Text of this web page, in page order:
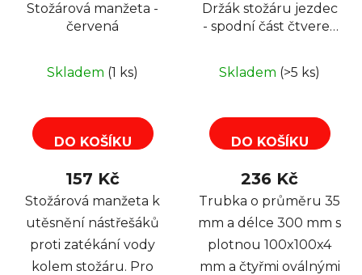
Stožárová manžeta -
červená
Skladem (1 ks)
DO KOŠÍKU
157 Kč
Stožárová manžeta k
utěsnění nástřešáků
proti zatékání vody
kolem stožáru. Pro
Držák stožáru jezdec
- spodní část čtverec
Skladem (>5 ks)
DO KOŠÍKU
236 Kč
Trubka o průměru 35
mm a délce 300 mm s
plotnou 100x100x4
mm a čtyřmi oválnými